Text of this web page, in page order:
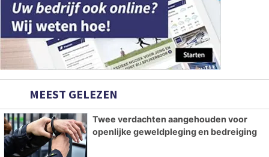
MEEST GELEZEN
Twee verdachten aangehouden voor
openlijke geweldpleging en bedreiging